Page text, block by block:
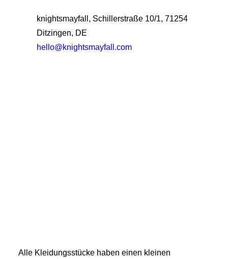
knightsmayfall, Schillerstraße 10/1, 71254
Ditzingen, DE
hello@knightsmayfall.com
Alle Kleidungsstücke haben einen kleinen